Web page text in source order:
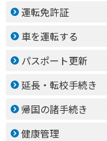
運転免許証
車を運転する
パスポート更新
延長・転校手続き
帰国の諸手続き
健康管理